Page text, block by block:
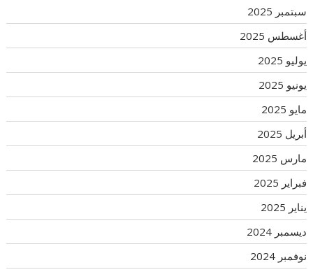
سبتمبر 2025
أغسطس 2025
يوليو 2025
يونيو 2025
مايو 2025
أبريل 2025
مارس 2025
فبراير 2025
يناير 2025
ديسمبر 2024
نوفمبر 2024